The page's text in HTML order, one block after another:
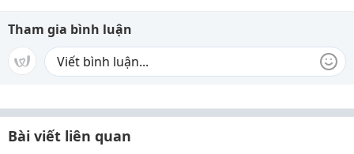
Tham gia bình luận
Bài viết liên quan